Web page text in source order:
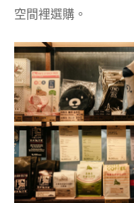
空間裡選購。